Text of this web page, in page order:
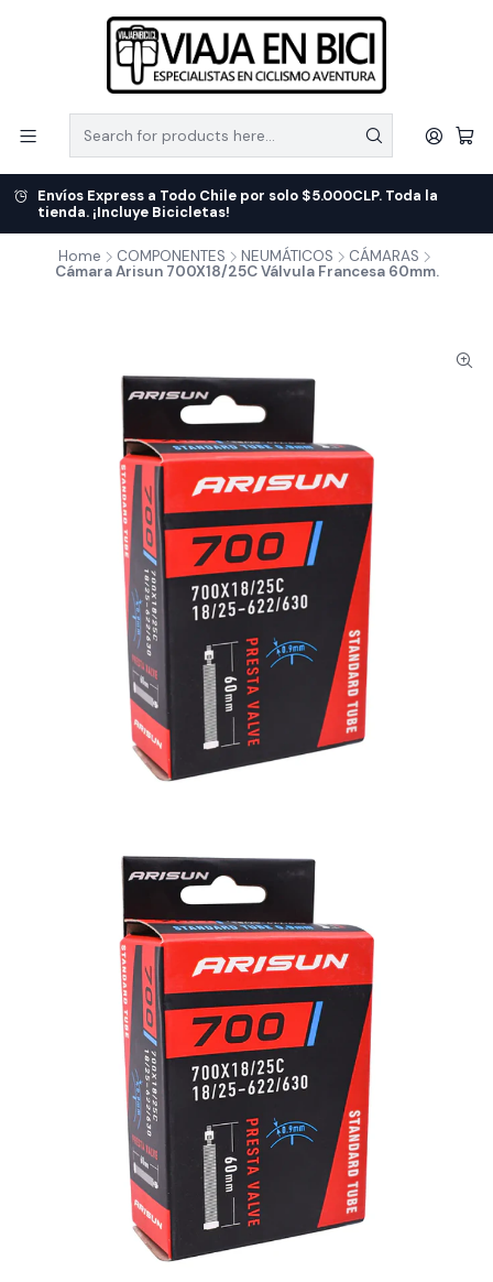
Envíos Express a Todo Chile por solo $5.000CLP. Toda la
tienda. ¡Incluye Bicicletas!
Home COMPONENTES NEUMÁTICOS
CÁMARAS
Cámara Arisun 700X18/25C Válvula Francesa 60mm.